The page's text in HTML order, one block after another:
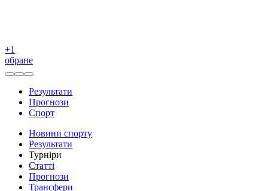
+1
обране
Результати
Прогнози
Спорт
Новини спорту
Результати
Турніри
Статті
Прогнози
Трансфери